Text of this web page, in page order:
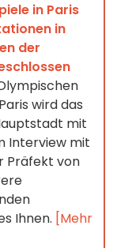
in Paris
in
der
wird das
mit
Interview mit
Präfekt von
Ihnen. [Mehr